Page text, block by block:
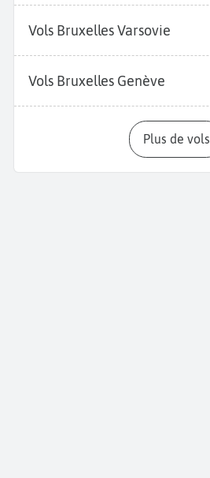
Vols Bruxelles Varsovie
Vols Bruxelles Genève
Plus de vols